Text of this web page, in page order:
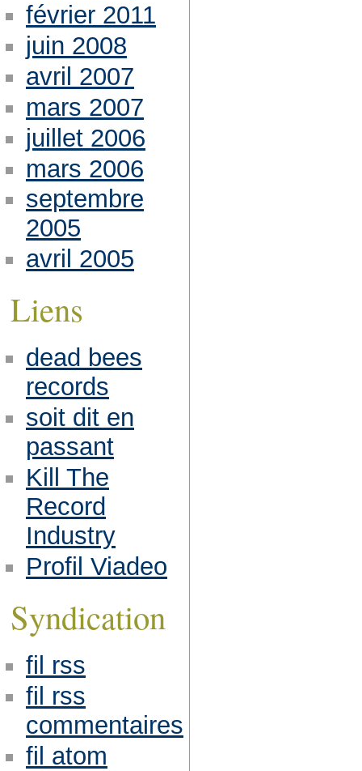
février 2011
juin 2008
avril 2007
mars 2007
juillet 2006
mars 2006
septembre
2005
avril 2005
Liens
dead bees
records
soit dit en
passant
Kill The
Record
Industry
Profil Viadeo
Syndication
fil rss
fil rss
commentaires
fil atom